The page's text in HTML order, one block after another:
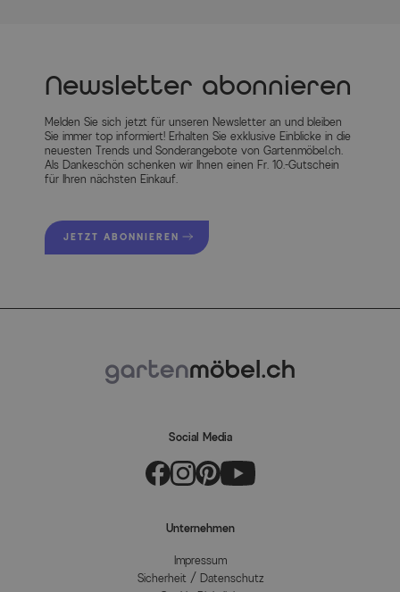
Newsletter abonnieren
Melden Sie sich jetzt für unseren Newsletter an und bleiben
Sie immer top informiert! Erhalten Sie exklusive Einblicke in die
neuesten Trends und Sonderangebote von Gartenmöbel.ch.
Als Dankeschön schenken wir Ihnen einen Fr. 10.-Gutschein
für Ihren nächsten Einkauf.
JETZT ABONNIEREN
Social Media
Unternehmen
Impressum
Sicherheit / Datenschutz